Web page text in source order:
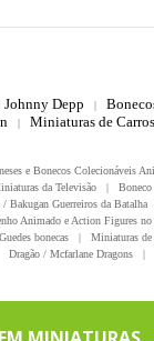
Johnny Depp |
| Miniaturas de
e Bonecos Colecionáveis
da Televisão |
Bakugan Guerreiros da Batalha
Animado e Action Figures
bonecas |
Miniaturas
Dragão / Mcfarlane Dragons
|